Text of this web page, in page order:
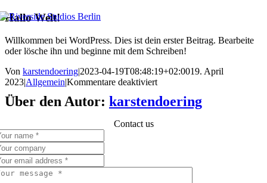
Zum
springen
Hallo Welt!
Willkommen bei WordPress. Dies ist dein erster Beitrag. Bearbeite
oder lösche ihn und beginne mit dem Schreiben!
Von karstendoering|2023-04-19T08:48:19+02:0019. April
2023|Allgemein|Kommentare deaktiviertfür
Welt!
Über den Autor: karstendoering
Contact us